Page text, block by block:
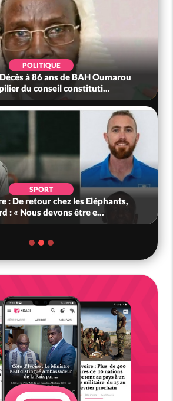
POLITIQUE
à 86 ans de BAH Oumarou
du conseil constituti...
SPORT
: De retour chez les Eléphants,
: « Nous devons être e...